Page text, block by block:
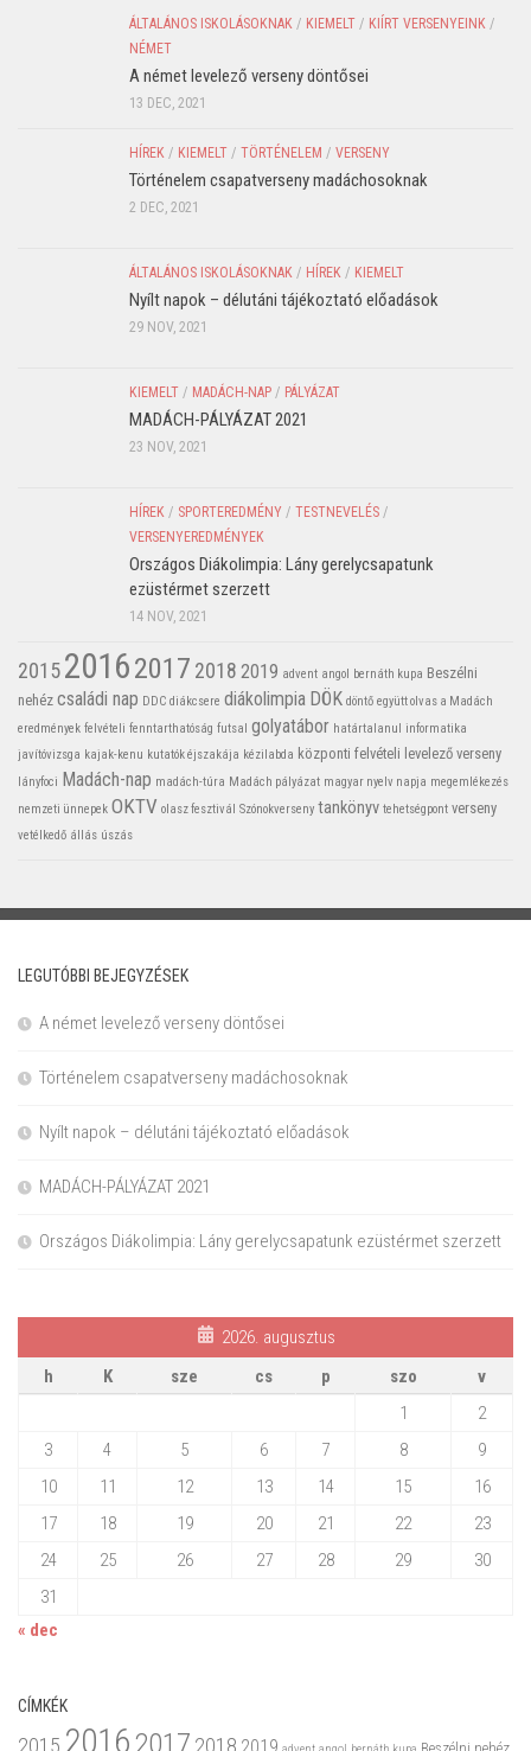
ÁLTALÁNOS ISKOLÁSOKNAK / KIEMELT / KIÍRT VERSENYEINK /
NÉMET
A német levelező verseny döntősei
13 DEC, 2021
HÍREK / KIEMELT / TÖRTÉNELEM / VERSENY
Történelem csapatverseny madáchosoknak
2 DEC, 2021
ÁLTALÁNOS ISKOLÁSOKNAK / HÍREK / KIEMELT
Nyílt napok – délutáni tájékoztató előadások
29 NOV, 2021
KIEMELT / MADÁCH-NAP / PÁLYÁZAT
MADÁCH-PÁLYÁZAT 2021
23 NOV, 2021
HÍREK / SPORTEREDMÉNY / TESTNEVELÉS /
VERSENYEREDMÉNYEK
Országos Diákolimpia: Lány gerelycsapatunk
ezüstérmet szerzett
14 NOV, 2021
201520162017 2018 2019 advent angol bernáth kupa Beszélni
nehéz családi nap DDC diákcsere diákolimpia DÖK döntő együtt olvas a Madách
eredmények felvételi fenntarthatóság futsal golyatábor határtalanul informatika
javítóvizsga kajak-kenu kutatók éjszakája kézilabda központi felvételi levelező verseny
lányfoci Madách-nap madách-túra Madách pályázat magyar nyelv napja megemlékezés
nemzeti ünnepek OKTV olasz fesztivál Szónokverseny tankönyv tehetségpont verseny
vetélkedő állás úszás
LEGUTÓBBI BEJEGYZÉSEK
A német levelező verseny döntősei
Történelem csapatverseny madáchosoknak
Nyílt napok – délutáni tájékoztató előadások
MADÁCH-PÁLYÁZAT 2021
Országos Diákolimpia: Lány gerelycsapatunk ezüstérmet szerzett
2026. augusztus
h
K sze cs p szo
v
1
2
3
4 5 6 7 8
9
10
11 12 13 14 15
16
17
18 19 20 21 22
23
24
25 26 27 28 29
30
31
« dec
CÍMKÉK
2015 20162017 2018